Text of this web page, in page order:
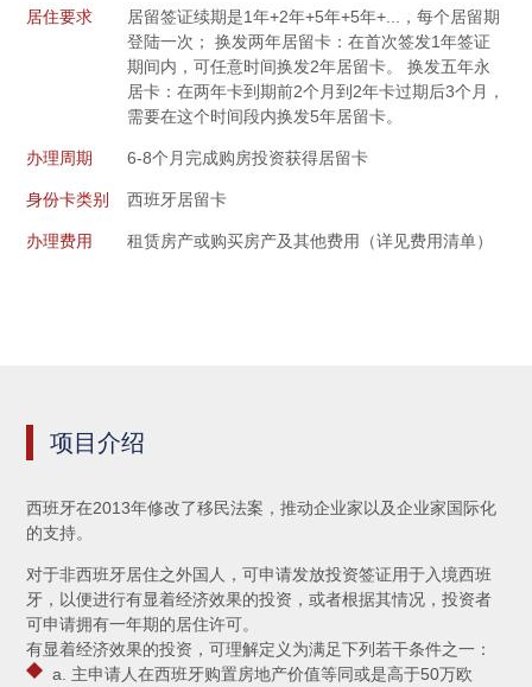
居住要求
居留签证续期是1年+2年+5年+5年+...，每个居留期
登陆一次； 换发两年居留卡：在首次签发1年签证
期间内，可任意时间换发2年居留卡。 换发五年永
居卡：在两年卡到期前2个月到2年卡过期后3个月，
需要在这个时间段内换发5年居留卡。
办理周期 6-8个月完成购房投资获得居留卡
身份卡类别 西班牙居留卡
办理费用 租赁房产或购买房产及其他费用（详见费用清单）
项目介绍
西班牙在2013年修改了移民法案，推动企业家以及企业家国际化
的支持。
对于非西班牙居住之外国人，可申请发放投资签证用于入境西班
牙，以便进行有显着经济效果的投资，或者根据其情况，投资者
可申请拥有一年期的居住许可。
有显着经济效果的投资，可理解定义为满足下列若干条件之一：
a. 主申请人在西班牙购置房地产价值等同或是高于50万欧